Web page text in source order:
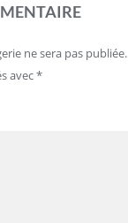
ne sera pas publiée.
avec*